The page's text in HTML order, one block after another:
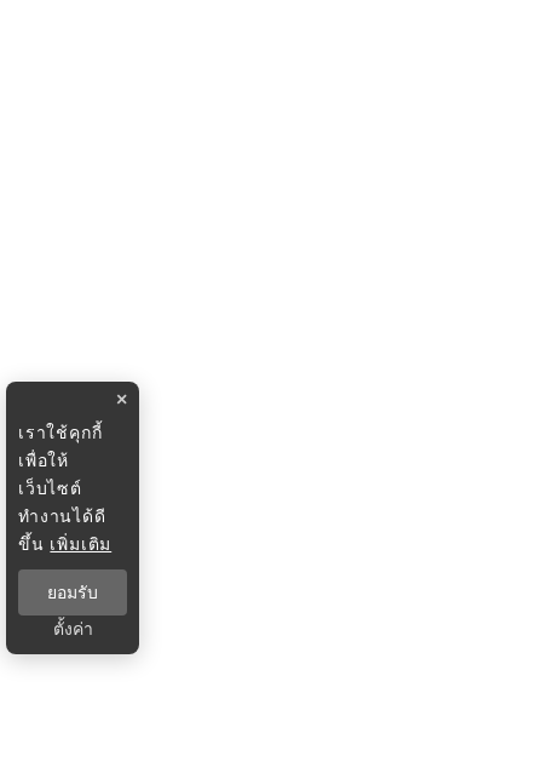
×
เราใช้คุกกี้
เพื่อให้
เว็บไซต์
ทำงานได้ดี
ขึ้น เพิ่มเติม
ยอมรับ
ตั้งค่า